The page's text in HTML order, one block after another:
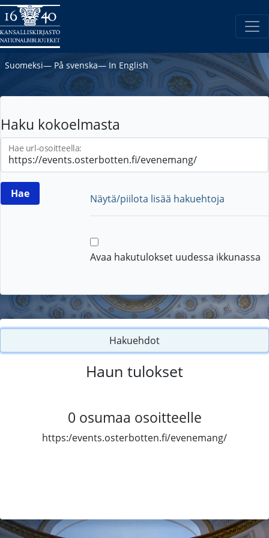
Suomeksi― På svenska― In English
Haku kokoelmasta
Hae url-osoitteella:
Näytä/piilota lisää hakuehtoja
Avaa hakutulokset uudessa ikkunassa
Hakuehdot
Haun tulokset
0 osumaa osoitteelle
https:/events.osterbotten.fi/evenemang/